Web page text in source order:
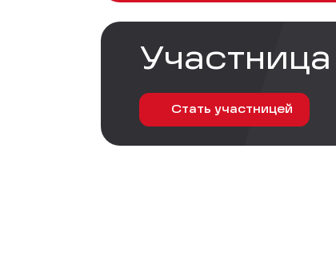
Участница
Стать участницей